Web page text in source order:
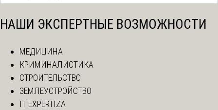
НАШИ ЭКСПЕРТНЫЕ ВОЗМОЖНОСТИ
МЕДИЦИНА
КРИМИНАЛИСТИКА
СТРОИТЕЛЬСТВО
ЗЕМЛЕУСТРОЙСТВО
IT EXPERTIZA